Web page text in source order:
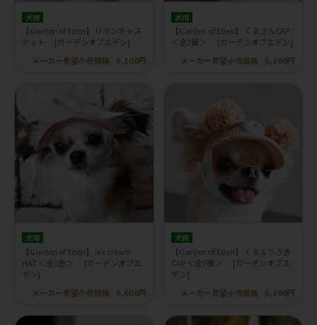
犬用
【Garden of Eden】 リボンキャス
ケット [ガーデンオブエデン]
メーカー希望小売価格
5,100円
犬用
【Garden of Eden】 くまさんCAP
＜全2種＞ [ガーデンオブエデン]
メーカー希望小売価格
5,300円
犬用
【Garden of Eden】 ice cream
HAT ＜全2色＞ [ガーデンオブエ
デン]
メーカー希望小売価格
5,600円
犬用
【Garden of Eden】 くま＆うさぎ
CAP ＜全2種＞ [ガーデンオブエ
デン]
メーカー希望小売価格
5,300円